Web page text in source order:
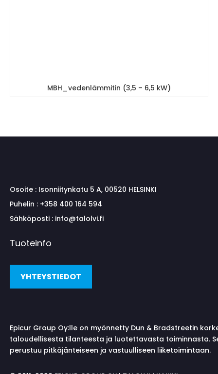
MBH_vedenlämmitin (3,5 – 6,5 kW)
Osoite : Isonniitynkatu 5 A, 00520 HELSINKI
Puhelin : +358 400 164 594
Sähköposti : info@talolvi.fi
Tuoteinfo
YHTEYSTIEDOT
Epicur Group Oy:lle on myönnetty Dun & Bradstreetin
taloudellisesta tilanteesta ja luotettavasta toiminnasta.
perustuu pitkäjänteiseen ja vastuulliseen liiketoimintaan.